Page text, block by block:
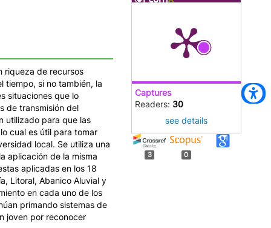
riqueza de recursos
tiempo, si no también, la
situaciones que lo
de transmisión del
utilizado para que las
cual es útil para tomar
local. Se utiliza una
aplicación de la misma
aplicadas en los 18
Litoral, Abanico Aluvial y
en cada uno de los
primando sistemas de
joven por reconocer
Captures
Readers: 30
see details
3 0